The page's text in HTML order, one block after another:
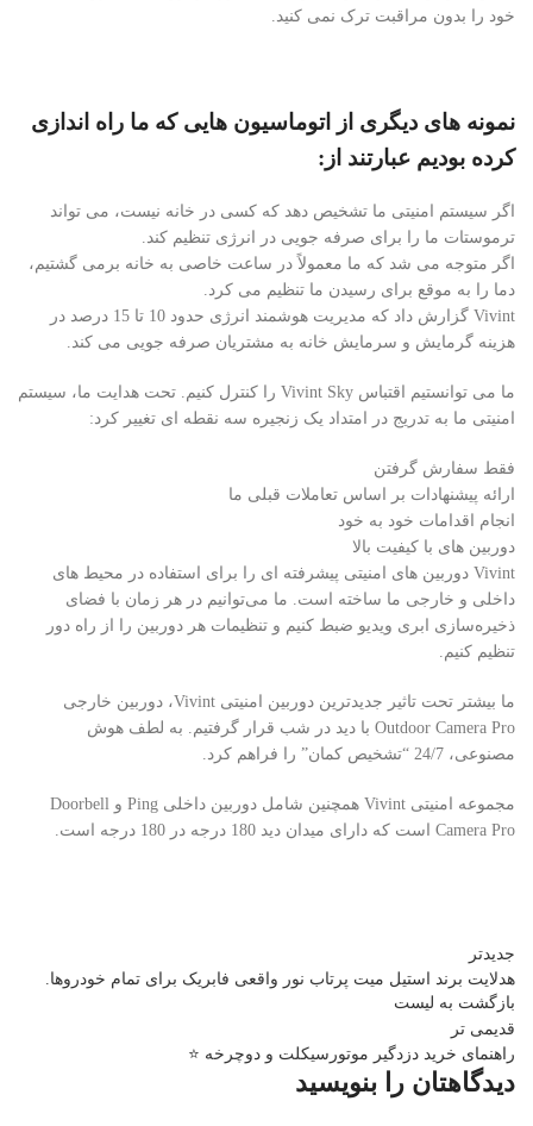
خود را بدون مراقبت ترک نمی کنید.
نمونه های دیگری از اتوماسیون هایی که ما راه اندازی
کرده بودیم عبارتند از:
اگر سیستم امنیتی ما تشخیص دهد که کسی در خانه نیست، می تواند
ترموستات ما را برای صرفه جویی در انرژی تنظیم کند.
اگر متوجه می شد که ما معمولاً در ساعت خاصی به خانه برمی گشتیم،
دما را به موقع برای رسیدن ما تنظیم می کرد.
Vivint گزارش داد که مدیریت هوشمند انرژی حدود 10 تا 15 درصد در
هزینه گرمایش و سرمایش خانه به مشتریان صرفه جویی می کند.
ما می توانستیم اقتباس Vivint Sky را کنترل کنیم. تحت هدایت ما، سیستم
امنیتی ما به تدریج در امتداد یک زنجیره سه نقطه ای تغییر کرد:
فقط سفارش گرفتن
ارائه پیشنهادات بر اساس تعاملات قبلی ما
انجام اقدامات خود به خود
دوربین های با کیفیت بالا
Vivint دوربین های امنیتی پیشرفته ای را برای استفاده در محیط های
داخلی و خارجی ما ساخته است. ما می‌توانیم در هر زمان با فضای
ذخیره‌سازی ابری ویدیو ضبط کنیم و تنظیمات هر دوربین را از راه دور
تنظیم کنیم.
ما بیشتر تحت تاثیر جدیدترین دوربین امنیتی Vivint، دوربین خارجی
Outdoor Camera Pro با دید در شب قرار گرفتیم. به لطف هوش
مصنوعی، 24/7 “تشخیص کمان” را فراهم کرد.
مجموعه امنیتی Vivint همچنین شامل دوربین داخلی Ping و Doorbell
Camera Pro است که دارای میدان دید 180 درجه در 180 درجه است.
جدیدتر
هدلایت برند استیل میت پرتاب نور واقعی فابریک برای تمام خودروها.
بازگشت به لیست
قدیمی تر
راهنمای خرید دزدگیر موتورسیکلت و دوچرخه ⭐️
دیدگاهتان را بنویسید